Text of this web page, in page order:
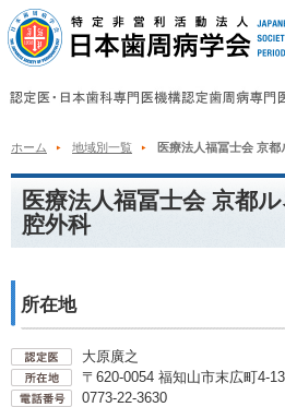
ホーム 地域別一覧 医療法人福冨士会 京
医療法人福冨士会 京都
腔外科
所在地
大原廣之
〒620-0054 福知山市末広町4-13
0773-22-3630